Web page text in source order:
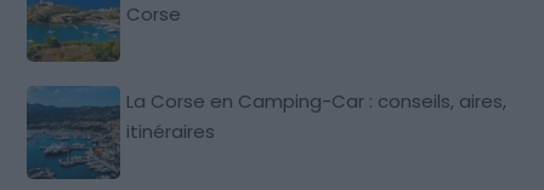
Corse
La Corse en Camping-Car : conseils, aires,
itinéraires